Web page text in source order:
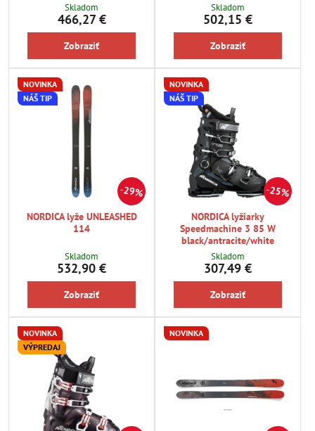
Skladom
466,27 €
Zobraziť
Skladom
502,15 €
Zobraziť
29%
NOVINKA
NÁŠ TIP
NORDICA lyže UNLEASHED
114
Skladom
532,90 €
Zobraziť
25%
NOVINKA
NÁŠ TIP
NORDICA lyžiarky
Speedmachine 3 85 W
black/antracite/white
Skladom
307,49 €
Zobraziť
NOVINKA
VÝPREDAJ
NOVINKA